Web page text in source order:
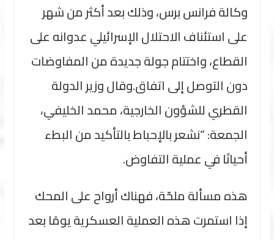
وكالة فرانس برس، وذلك بعد أكثر من شهر
على استئناف الاحتلال الإسرائيلي عدوانه على
القطاع، واختتام جولة جديدة من المفاوضات
دون التوصل إلى اتفاق.وقال وزير الدولة
القطري للشؤون الخارجية، محمد الخليفي،
الجمعة: “نشعر بالإحباط بالتأكيد من البطء
أحيانًا في عملية التفاوض.
هذه مسألة ملحّة، فهناك أرواح على المحك
إذا استمرت هذه العملية العسكرية يومًا بعد